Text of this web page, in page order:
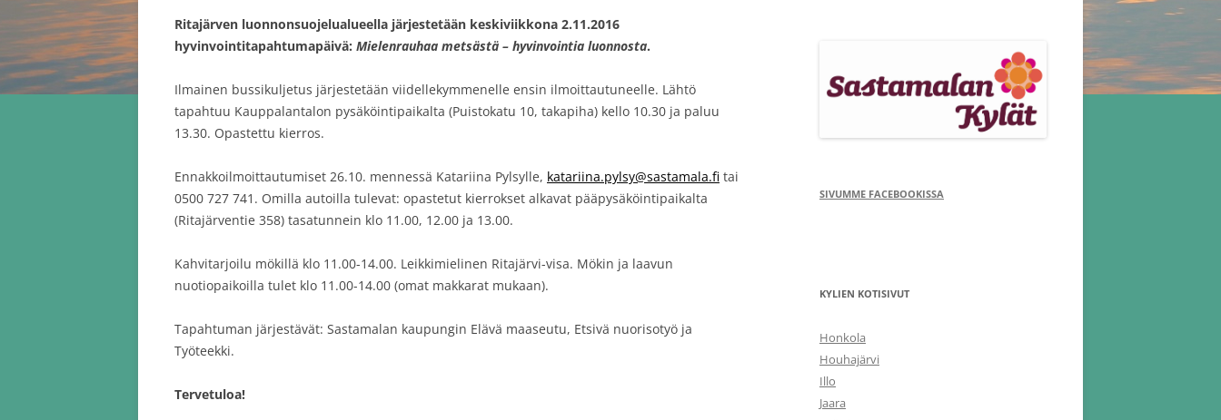
Ritajärven luonnonsuojelualueella järjestetään keskiviikkona 2.11.2016
hyvinvointitapahtumapäivä: Mielenrauhaa metsästä – hyvinvointia luonnosta.
Ilmainen bussikuljetus järjestetään viidellekymmenelle ensin ilmoittautuneelle. Lähtö
tapahtuu Kauppalantalon pysäköintipaikalta (Puistokatu 10, takapiha) kello 10.30 ja paluu
13.30. Opastettu kierros.
Ennakkoilmoittautumiset 26.10. mennessä Katariina Pylsylle, katariina.pylsy@sastamala.fi tai
0500 727 741. Omilla autoilla tulevat: opastetut kierrokset alkavat pääpysäköintipaikalta
(Ritajärventie 358) tasatunnein klo 11.00, 12.00 ja 13.00.
Kahvitarjoilu mökillä klo 11.00-14.00. Leikkimielinen Ritajärvi-visa. Mökin ja laavun
nuotiopaikoilla tulet klo 11.00-14.00 (omat makkarat mukaan).
Tapahtuman järjestävät: Sastamalan kaupungin Elävä maaseutu, Etsivä nuorisotyö ja
Työteekki.
Tervetuloa!
SIVUMME FACEBOOKISSA
KYLIEN KOTISIVUT
Honkola
Houhajärvi
Illo
Jaara